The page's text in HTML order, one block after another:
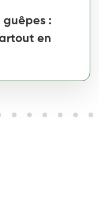
guêpes :
en